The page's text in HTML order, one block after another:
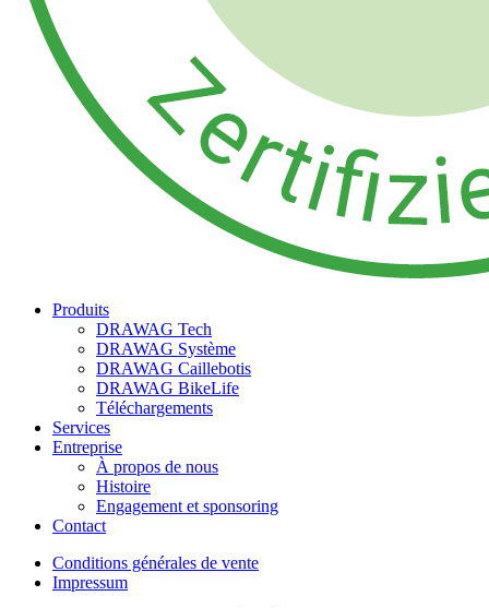
Produits
DRAWAG Tech
DRAWAG Système
DRAWAG Caillebotis
DRAWAG BikeLife
Téléchargements
Services
Entreprise
À propos de nous
Histoire
Engagement et sponsoring
Contact
Conditions générales de vente
Impressum